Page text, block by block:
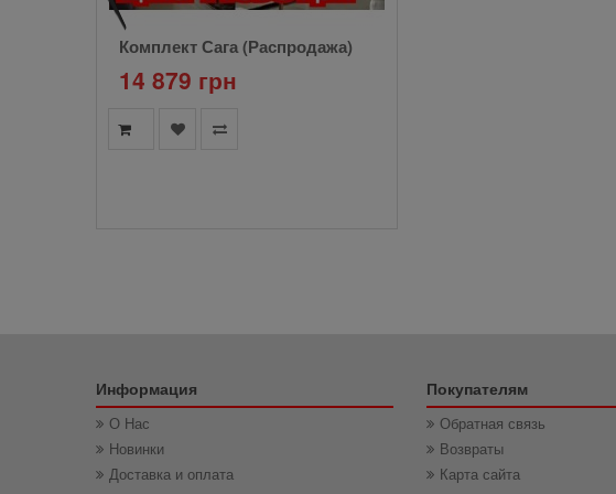
Комплект Сага (Распродажа)
14 879 грн
Информация
О Нас
Новинки
Доставка и оплата
Покупателям
Обратная связь
Возвраты
Карта сайта